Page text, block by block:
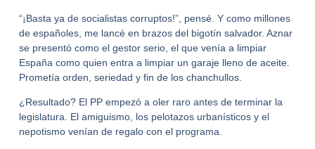
“¡Basta ya de socialistas corruptos!”, pensé. Y como millones
de españoles, me lancé en brazos del bigotín salvador. Aznar
se presentó como el gestor serio, el que venía a limpiar
España como quien entra a limpiar un garaje lleno de aceite.
Prometía orden, seriedad y fin de los chanchullos.
¿Resultado? El PP empezó a oler raro antes de terminar la
legislatura. El amiguismo, los pelotazos urbanísticosy el
nepotismovenían de regalo con el programa.